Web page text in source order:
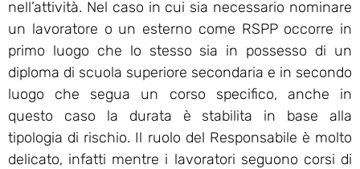
nell’attività. Nel caso in cui sia necessario nominare
un lavoratore o un esterno come RSPP occorre in
primo luogo che lo stesso sia in possesso di un
diploma di scuola superiore secondaria e in secondo
luogo che segua un corso specifico, anche in
questo caso la durata è stabilita in base alla
tipologia di rischio. Il ruolo del Responsabile è molto
delicato, infatti mentre i lavoratori seguono corsi di